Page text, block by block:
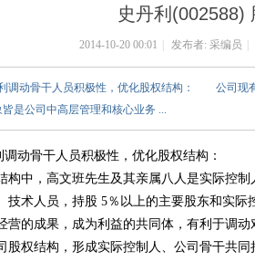
史丹利(002588)
2014-10-20 00:01 发布者: 采编员
骨干人员积极性，优化股权结构： 公司现有
是公司中高层管理和核心业务 ...
骨干人员积极性，优化股权结构：
，高文班先生及其亲属八人是实际控制
技术人员，持股 5％以上的主要股东和实
营的成果，成为利益的共同体，有利于调
股权结构，形成实际控制人、公司骨干共同